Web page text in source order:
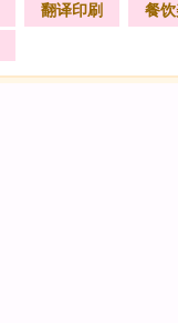
翻译印刷 餐